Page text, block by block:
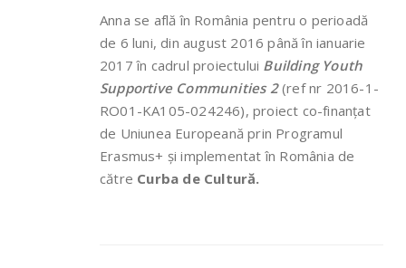
Anna se află în România pentru o perioadă
de 6 luni, din august 2016 până în ianuarie
2017 în cadrul proiectului Building Youth
Supportive Communities 2(ref nr 2016-1-
RO01-KA105-024246), proiect co-finanțat
de Uniunea Europeană prin Programul
Erasmus+ și implementat în România de
către Curba de Cultură.